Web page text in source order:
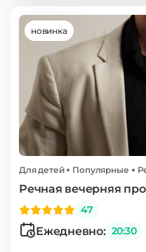
новинка
Для детей Популярные
Речная вечерняя
47
Ежедневно: 20:30